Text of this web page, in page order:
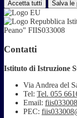
Accetta tutti Salva le
Peano" FIIS033008
Contatti
Istituto di Istruzione
Via Andrea del
Tel: Tel. 055
Email:
PEC: